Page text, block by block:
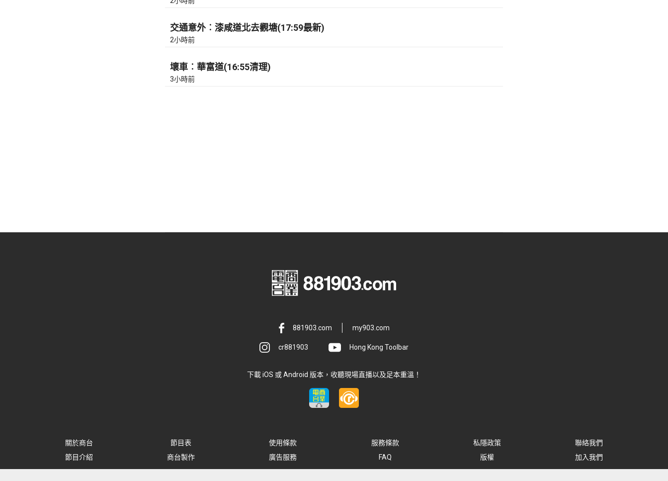
交通意外︰漆咸道北去觀塘(17:59最新)
2小時前
壞車︰華富道(16:55清理)
3小時前
881903.com my903.com
cr881903 Hong Kong Toolbar
下載 iOS 或 Android 版本，收聽現場直播以及足本重溫！
關於商台 節目表 使用條款 服務條款 私隱政策
聯絡我們
節目介紹
商台製作 廣告服務 FAQ 版權 加入我們